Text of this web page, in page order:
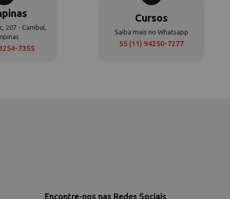
207 - Cambuí,
7355
Cursos
Saiba mais no Whatsapp
55 (11) 94250-7277
Encontre-nos nas Redes Sociais